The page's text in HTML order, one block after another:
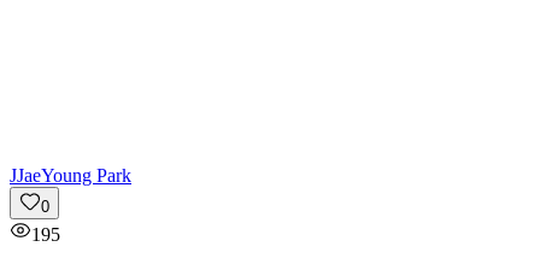
JJaeYoung Park
0
195